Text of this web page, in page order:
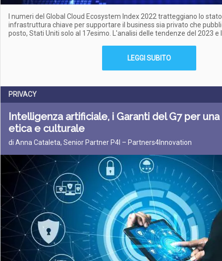
I numeri del Global Cloud Ecosystem Index 2022 tratteggiano lo
infrastruttura chiave per supportare il business sia privato che
posto, Stati Uniti solo al 17esimo. L'analisi delle tendenze del 2023
LEGGI SUBITO
PRIVACY
Intelligenza artificiale, i Garanti del G7 per
etica e culturale
di Anna Cataleta, Senior Partner P4I – Partners4Innovation